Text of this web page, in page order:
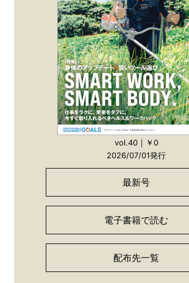
vol.40｜￥0
2026/07/01発行
最新号
電子書籍で読む
配布先一覧